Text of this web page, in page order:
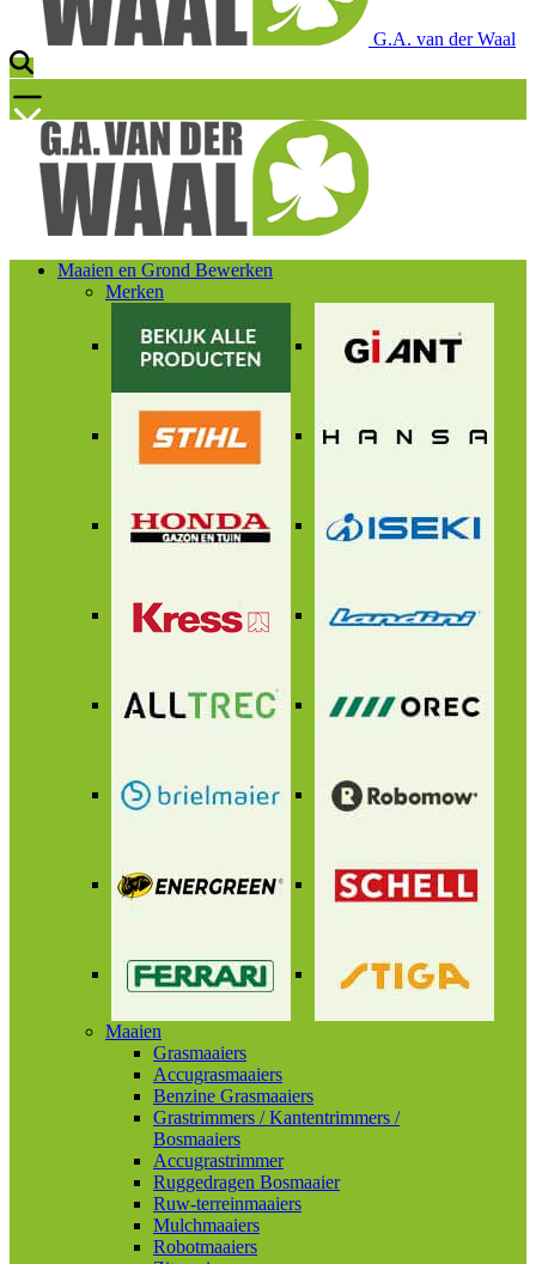
G.A. van der Waal
Maaien en Grond Bewerken
Merken
Maaien
Grasmaaiers
Accugrasmaaiers
Benzine Grasmaaiers
Grastrimmers / Kantentrimmers /
Bosmaaiers
Accugrastrimmer
Ruggedragen Bosmaaier
Ruw-terreinmaaiers
Mulchmaaiers
Robotmaaiers